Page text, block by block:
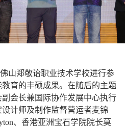
山郑敬诒职业技术学校进行参
育的丰硕成果。 在随后的主题
会长兼国际协作发展中心执行
计师及制作监督营运者麦锦
、 香港亚洲宝石学院院长莫